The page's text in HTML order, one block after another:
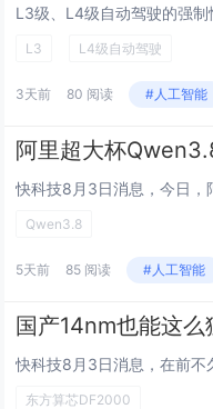
L3 L4级自动驾驶
3天前 80 阅读 #人工智能
Qwen3.8
5天前 85 阅读 #人工智能
东方算芯DF2000